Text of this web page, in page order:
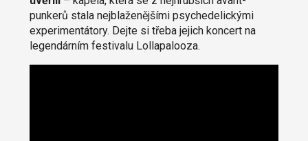
punkerů stala nejblaženějšími psychedelickými
experimentátory. Dejte si třeba jejich koncert na
legendárním festivalu Lollapalooza.